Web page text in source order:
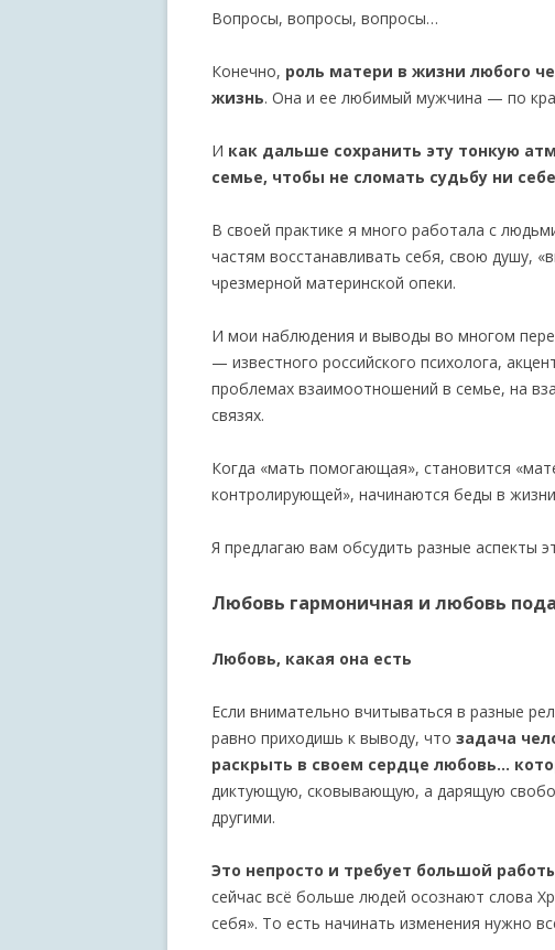
Вопросы, вопросы, вопросы…
Конечно, роль матери в жизни любого
жизнь. Она и ее любимый мужчина — по
И как дальше сохранить эту тонкую
семье, чтобы не сломать судьбу ни
В своей практике я много работала с
частям восстанавливать себя, свою душу,
чрезмерной материнской опеки.
И мои наблюдения и выводы во многом
— известного российского психолога,
проблемах взаимоотношений в семье, на
связях.
Когда «мать помогающая», становится
контролирующей», начинаются беды в
Я предлагаю вам обсудить разные аспекты
Любовь гармоничная и любовь
Любовь, какая она есть
Если внимательно вчитываться в разные
равно приходишь к выводу, что задача
раскрыть в своем сердце любовь…
диктующую, сковывающую, а дарящую
другими.
Это непросто и требует большой
сейчас всё больше людей осознают слова
себя». То есть начинать изменения нужно